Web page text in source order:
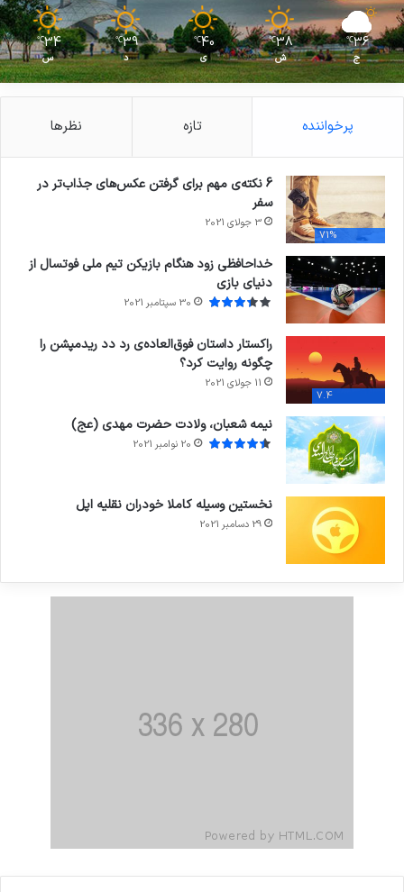
36
℃
ج
38
℃
ش
40
℃
ی
39
℃
د
34
℃
س
پرخواننده تازه نظرها
71%
6 نکته‌ی مهم برای گرفتن عکس‌های جذاب‌تر در
سفر
3 جولای 2021
خداحافظی زود هنگام بازیکن تیم ملی فوتسال از
دنیای بازی
30 سپتامبر 2021
7.4
راکستار داستان فوق‌العاده‌ی رد دد ریدمپشن را
چگونه روایت کرد؟
11 جولای 2021
نیمه شعبان، ولادت حضرت مهدی (عج)
20 نوامبر 2021
نخستین وسیله کاملا خودران نقلیه اپل
29 دسامبر 2021